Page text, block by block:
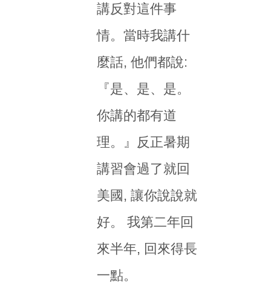
講反對這件事
情。當時我講什
麼話, 他們都說:
『是、是、是。
你講的都有道
理。』反正暑期
講習會過了就回
美國, 讓你說說就
好。 我第二年回
來半年, 回來得長
一點。